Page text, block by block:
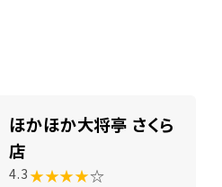
ほかほか大将亭 さくら
店
4.3 ★★★★☆